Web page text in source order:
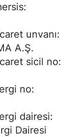
unvanı:
A.Ş.
sicil no:
no:
dairesi:
Dairesi